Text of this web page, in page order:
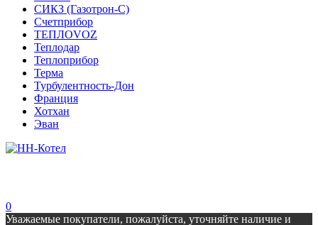
СИКЗ (Газотрон-С)
Счетприбор
ТЕПЛОVOZ
Теплодар
Теплоприбор
Терма
Турбулентность-Дон
Франция
Хотхан
Эван
0
Уважаемые покупатели, пожалуйста, уточняйте наличие и